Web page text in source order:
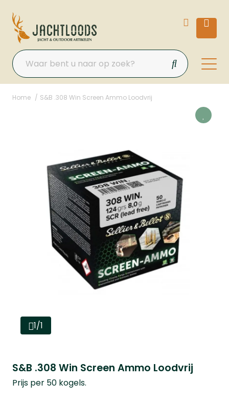
Home S&B .308 Win Screen Ammo Loodvrij
1/1
S&B .308 Win Screen Ammo Loodvrij
Prijs per 50 kogels.